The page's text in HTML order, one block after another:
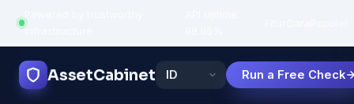
infrastructure
AssetCabinet Run a Free Check